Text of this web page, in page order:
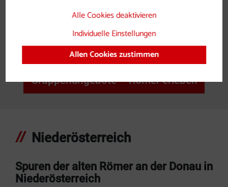
Gruppenangebote – Römer erleben
Niederösterreich
Spuren der alten Römer an der Donau in
Niederösterreich
Alle Cookies deaktivieren
Individuelle Einstellungen
Allen Cookies zustimmen